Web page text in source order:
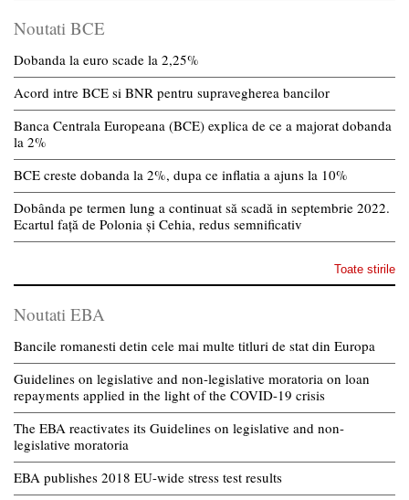
Noutati BCE
Dobanda la euro scade la 2,25%
Acord intre BCE si BNR pentru supravegherea bancilor
Banca Centrala Europeana (BCE) explica de ce a majorat dobanda
la 2%
BCE creste dobanda la 2%, dupa ce inflatia a ajuns la 10%
Dobânda pe termen lung a continuat să scadă in septembrie 2022.
Ecartul față de Polonia și Cehia, redus semnificativ
Toate stirile
Noutati EBA
Bancile romanesti detin cele mai multe titluri de stat din Europa
Guidelines on legislative and non-legislative moratoria on loan
repayments applied in the light of the COVID-19 crisis
The EBA reactivates its Guidelines on legislative and non-
legislative moratoria
EBA publishes 2018 EU-wide stress test results